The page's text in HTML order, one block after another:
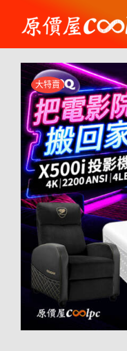
content
大特賣